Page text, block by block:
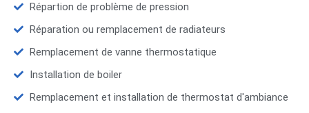
Répartion de problème de pression
Réparation ou remplacement de radiateurs
Remplacement de vanne thermostatique
Installation de boiler
Remplacement et installation de thermostat d'ambiance